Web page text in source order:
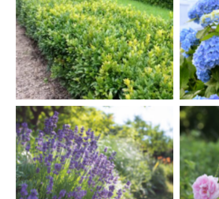
Buxus sempervirens
— Boxwood
Lavandula angustifolia
— Lavender
(homesandgarden.com)